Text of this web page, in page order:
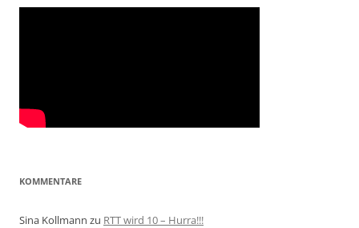
KOMMENTARE
Sina Kollmann zu RTT wird 10 – Hurra!!!